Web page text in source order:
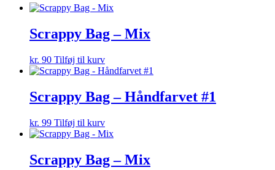
Scrappy Bag – Mix
kr. 90 Tilføj til kurv
Scrappy Bag – Håndfarvet #1
kr. 99 Tilføj til kurv
Scrappy Bag – Mix